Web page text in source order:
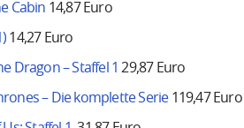
Cabin 14,87 Euro
14,27 Euro
Dragon – Staffel 1 29,87 Euro
– Die komplette Serie119,47 Euro